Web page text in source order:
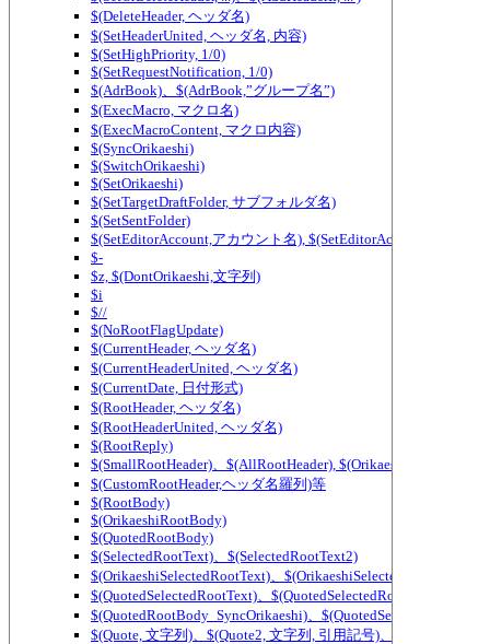
$(DeleteHeader, ヘッダ名)
$(SetHeaderUnited, ヘッダ名, 内容)
$(SetHighPriority, 1/0)
$(SetRequestNotification, 1/0)
$(AdrBook)、$(AdrBook,”グループ名”)
$(ExecMacro, マクロ名)
$(ExecMacroContent, マクロ内容)
$(SyncOrikaeshi)
$(SwitchOrikaeshi)
$(SetOrikaeshi)
$(SetTargetDraftFolder, サブフォルダ名)
$(SetSentFolder)
$(SetEditorAccount,アカウント名), $(SetEditorAccount2,アカウ
$-
$z, $(DontOrikaeshi,文字列)
$i
$//
$(NoRootFlagUpdate)
$(CurrentHeader, ヘッダ名)
$(CurrentHeaderUnited, ヘッダ名)
$(CurrentDate, 日付形式)
$(RootHeader, ヘッダ名)
$(RootHeaderUnited, ヘッダ名)
$(RootReply)
$(SmallRootHeader)、$(AllRootHeader),
$(CustomRootHeader,ヘッダ名羅列)等
$(RootBody)
$(OrikaeshiRootBody)
$(QuotedRootBody)
$(SelectedRootText)、$(SelectedRootText2)
$(OrikaeshiSelectedRootText)、$(OrikaeshiSelectedRootText2)
$(QuotedSelectedRootText)、$(QuotedSelectedRootText2)
$(QuotedRootBody_SyncOrikaeshi)、
$(Quote, 文字列)、$(Quote2, 文字列, 引用記号)、$(QuoteWidth,